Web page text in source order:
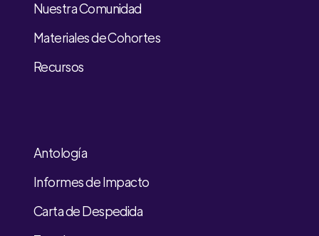
Nuestra Comunidad
Materiales de Cohortes
Recursos
Antología
Informes de Impacto
Carta de Despedida